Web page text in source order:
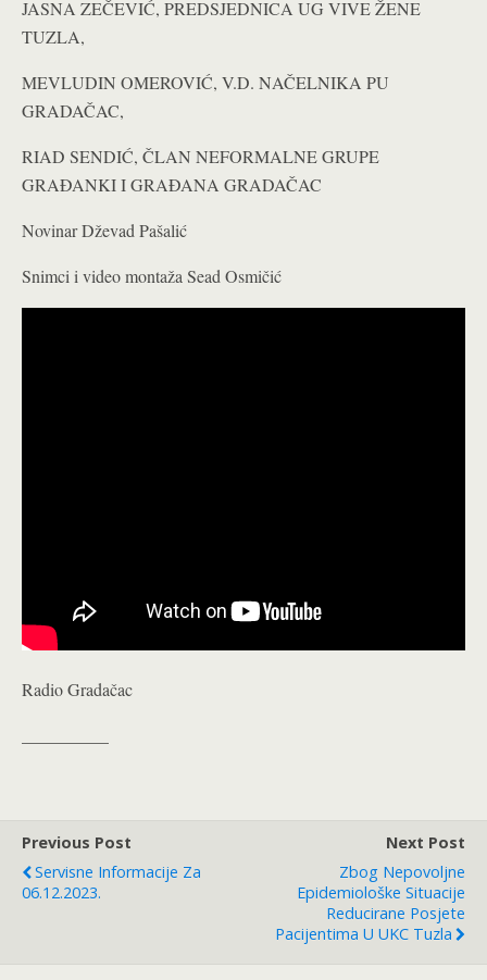
JASNA ZEČEVIĆ, PREDSJEDNICA UG VIVE ŽENE
TUZLA,
MEVLUDIN OMEROVIĆ, V.D. NAČELNIKA PU
GRADAČAC,
RIAD SENDIĆ, ČLAN NEFORMALNE GRUPE
GRAĐANKI I GRAĐANA GRADAČAC
Novinar Dževad Pašalić
Snimci i video montaža Sead Osmičić
Radio Gradačac
Previous Post
Servisne Informacije Za
06.12.2023.
Next Post
Zbog Nepovoljne
Epidemiološke Situacije
Reducirane Posjete
Pacijentima U UKC Tuzla